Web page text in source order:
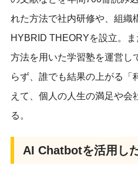
れた方法で社内研修や、 組織
HYBRID THEORYを設立。ま
方法を用いた学習塾を運営し
らず、誰でも結果の上がる「
えて、 個人の人生の満足や会
る。
AI Chatbotを活用し